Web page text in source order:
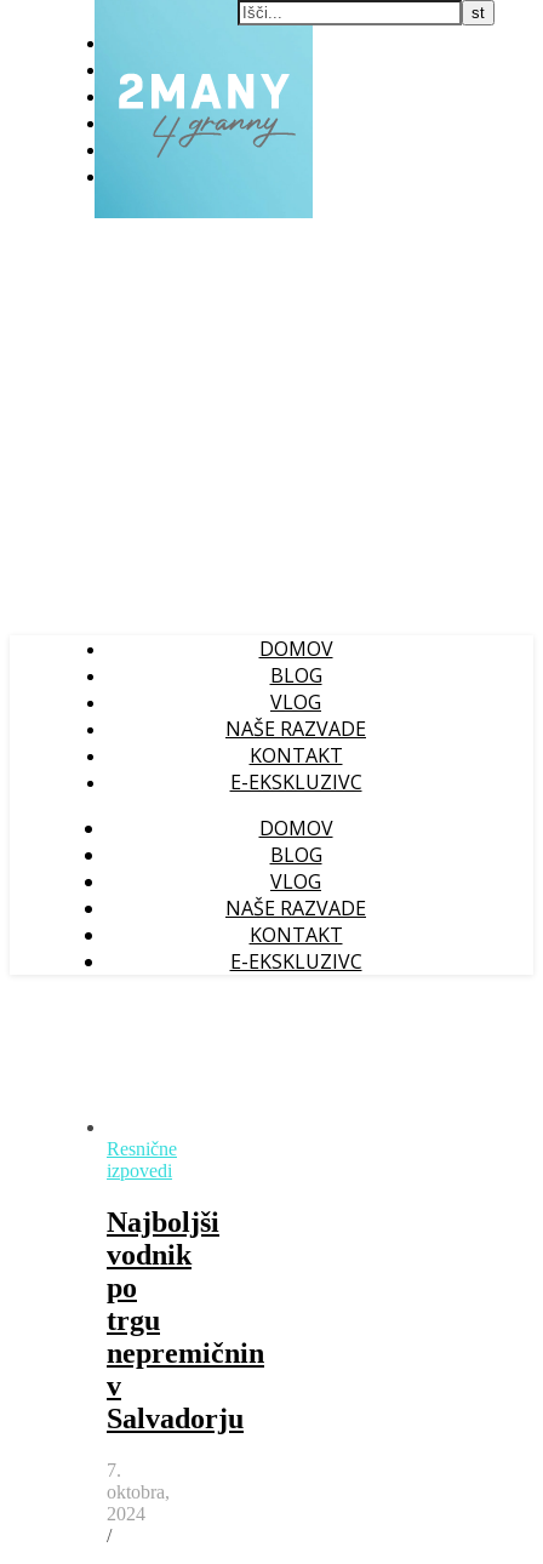
BLOG
VLOG
NAŠE RAZVADE
KONTAKT
DOMOV
BLOG
VLOG
NAŠE RAZVADE
KONTAKT
E-EKSKLUZIVC
DOMOV
BLOG
VLOG
NAŠE RAZVADE
KONTAKT
E-EKSKLUZIVC
Resnične
izpovedi
Najboljši
vodnik
po
trgu
nepremičnin
v
Salvadorju
7.
oktobra,
2024
/